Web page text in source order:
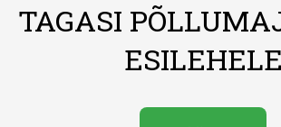
TAGASI
ESILEHELE